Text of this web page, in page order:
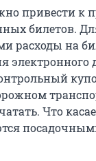
привести к
билетов.
расходы на
электронного
Что